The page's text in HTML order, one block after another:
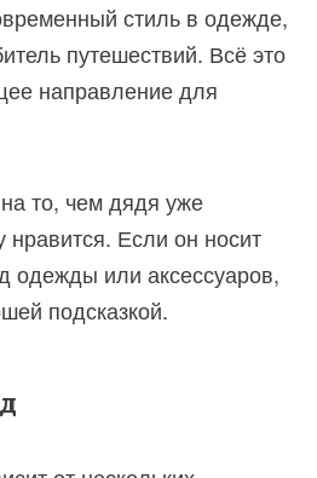
стиль в одежде,
путешествий. Всё это
направление для
то, чем дядя уже
нравится. Если он носит
одежды или аксессуаров,
подсказкой.